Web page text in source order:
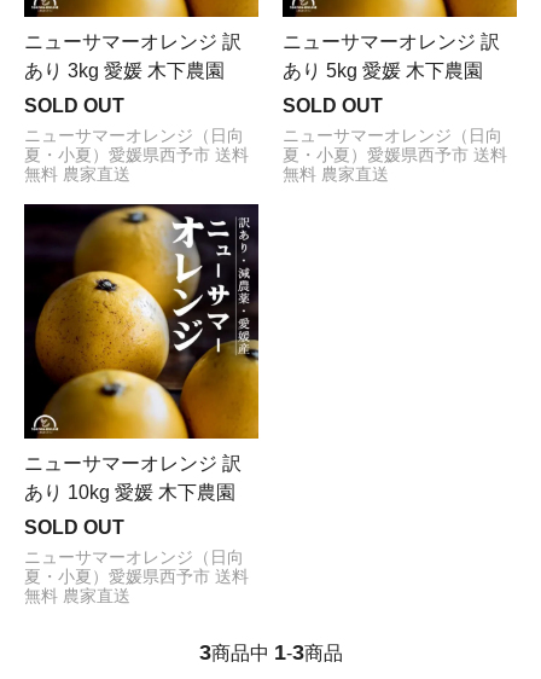
ニューサマーオレンジ 訳
あり 3kg 愛媛 木下農園
SOLD OUT
ニューサマーオレンジ（日向
夏・小夏）愛媛県西予市 送料
無料 農家直送
ニューサマーオレンジ 訳
あり 5kg 愛媛 木下農園
SOLD OUT
ニューサマーオレンジ（日向
夏・小夏）愛媛県西予市 送料
無料 農家直送
ニューサマーオレンジ 訳
あり 10kg 愛媛 木下農園
SOLD OUT
ニューサマーオレンジ（日向
夏・小夏）愛媛県西予市 送料
無料 農家直送
3商品中 1-3商品